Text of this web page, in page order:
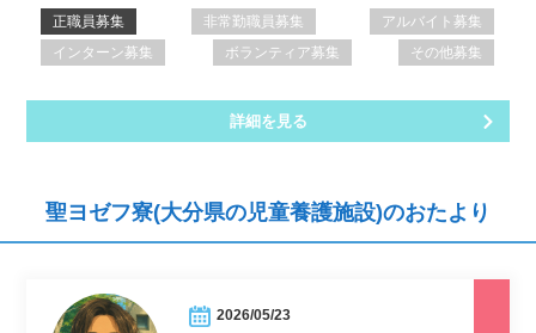
正職員募集 非常勤職員募集
アルバイト募集
インターン募集
ボランティア募集 その他募集
詳細を見る
聖ヨゼフ寮(大分県の児童養護施設)のおたより
2026/05/23